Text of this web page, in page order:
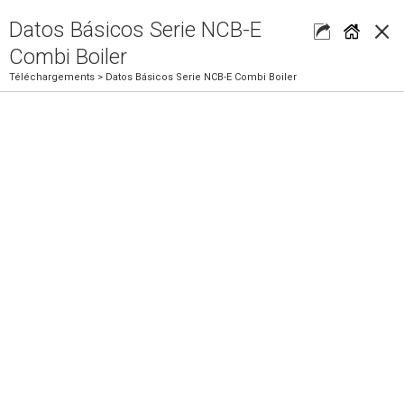
×
Datos Básicos Serie NCB-E
Combi Boiler
Téléchargements > Datos Básicos Serie NCB-E Combi Boiler